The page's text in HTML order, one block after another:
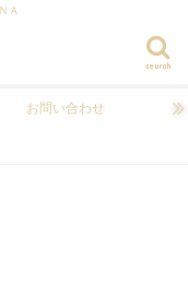
Ａ
search
お問い合わせ